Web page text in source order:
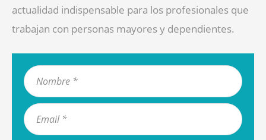
actualidad indispensable para los profesionales que
trabajan con personas mayores y dependientes.